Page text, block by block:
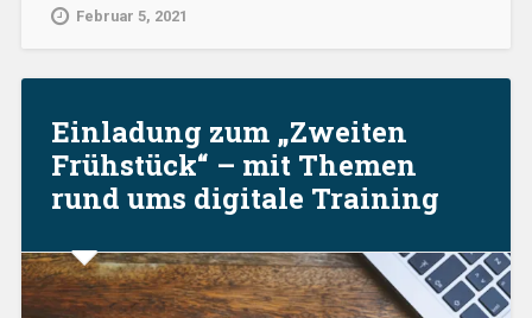
zum
Februar 5, 2021
Einladung zum „Zweiten
Frühstück“ – mit Themen
rund ums digitale Training